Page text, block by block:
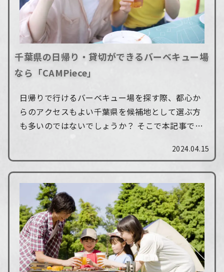
千葉県の日帰り・貸切ができるバーベキュー場
なら「CAMPiece」
日帰りで行けるバーベキュー場を探す際、都心か
らのアクセスもよい千葉県を候補地として選ぶ方
も多いのではないでしょうか？ そこで本記事で
「CAMPiece」を紹介します。 日帰りで...2024.04.15